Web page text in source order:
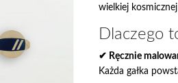
wielkiej
Dlaczego
✔ Ręcznie
Każda gałka